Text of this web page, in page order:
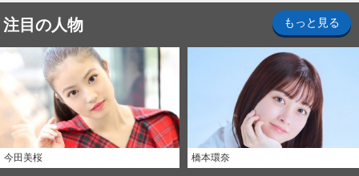
注目の人物 もっと見る
今田美桜 橋本環奈